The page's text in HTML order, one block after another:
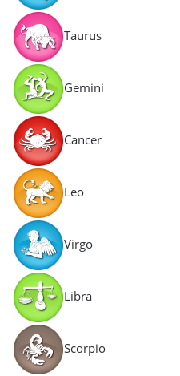
Taurus
Gemini
Cancer
Leo
Virgo
Libra
Scorpio